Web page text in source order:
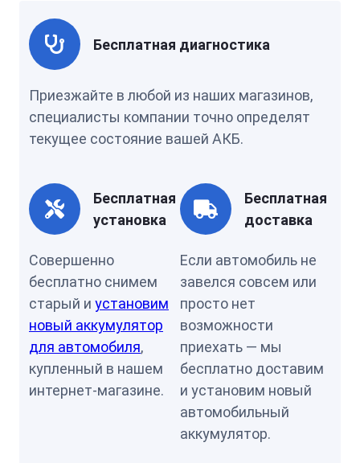
Бесплатная диагностика
Приезжайте в любой из наших магазинов,
специалисты компании точно определят
текущее состояние вашей АКБ.
Бесплатная
установка
Совершенно
бесплатно снимем
старый и установим
новый аккумулятор
для автомобиля,
купленный в нашем
интернет-магазине.
Бесплатная
доставка
Если автомобиль не
завелся совсем или
просто нет
возможности
приехать — мы
бесплатно доставим
и установим новый
автомобильный
аккумулятор.